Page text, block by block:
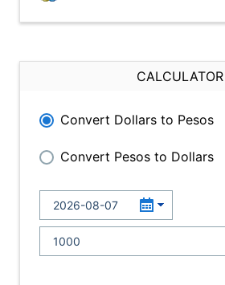
CALCULATOR
Convert Dollars to Pesos
Convert Pesos to Dollars